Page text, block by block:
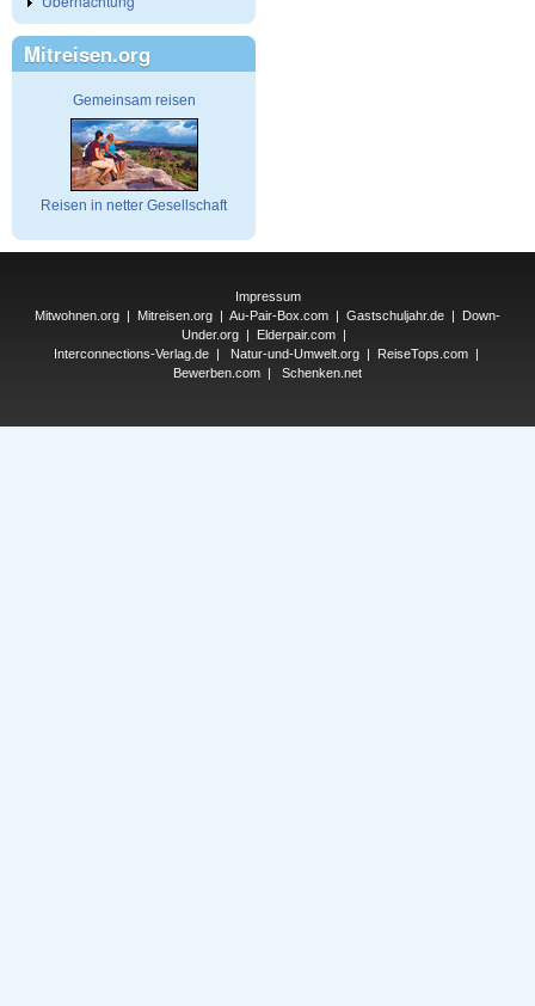
Mitreisen.org
Gemeinsam reisen
Reisen in netter Gesellschaft
Impressum
Mitwohnen.org | Mitreisen.org | Au-Pair-Box.com | Gastschuljahr.de | Down-
Under.org | Elderpair.com |
Interconnections-Verlag.de| Natur-und-Umwelt.org| ReiseTops.com|
Bewerben.com | Schenken.net